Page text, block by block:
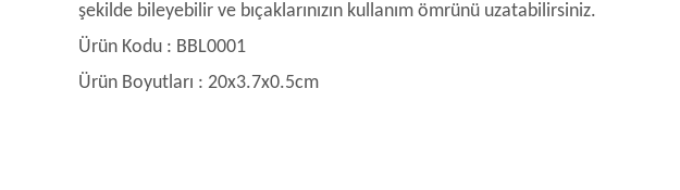
şekilde bileyebilir ve bıçaklarınızın kullanım ömrünü uzatabilirsiniz.
Ürün Kodu : BBL0001
Ürün Boyutları : 20x3.7x0.5cm